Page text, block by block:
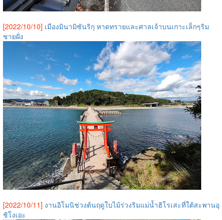
[2022/10/10] เมืองมินามิซันริกุ หาดทรายและศาลเจ้าบนเกาะเล็กๆริม
ชายฝั่ง
[2022/10/11] งานอิโมนิช่วงต้นฤดูใบไม้ร่วงริมแม่น้ำฮิโรเสะที่ใต้สะพานอุ
ชิโงเอะ